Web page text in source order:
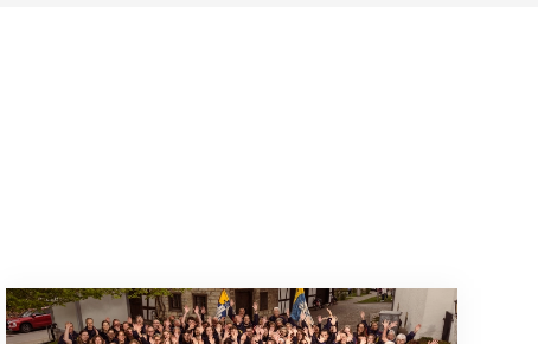
Wenn Mitmachen selbstverständlich ist